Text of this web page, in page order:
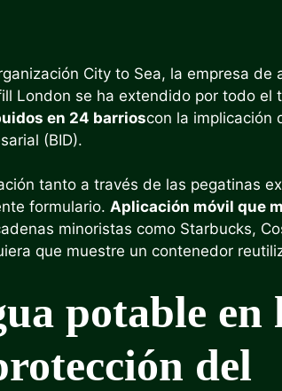
City to Sea, la empresa de
London se ha extendido por todo el
en 24 barrioscon la implicación
(BID).
tanto a través de las pegatinas
formulario. Aplicación móvil que
minoristas como Starbucks,
que muestre un contenedor
potable en
del